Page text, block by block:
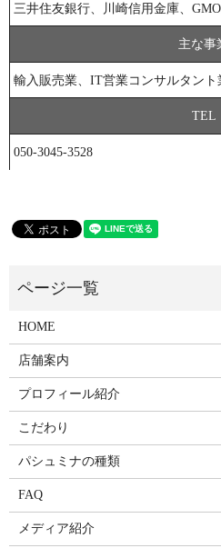
三井住友銀行、川崎信用金庫、
主な事
輸入販売業、IT営業コンサルタント
TEL
050-3045-3528
HOME
店舗案内
プロフィール紹介
こだわり
パシュミナの種類
FAQ
メディア紹介